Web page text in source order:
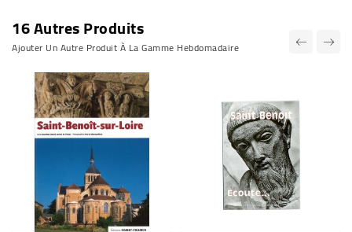
16 Autres Produits
Ajouter Un Autre Produit À La Gamme Hebdomadaire